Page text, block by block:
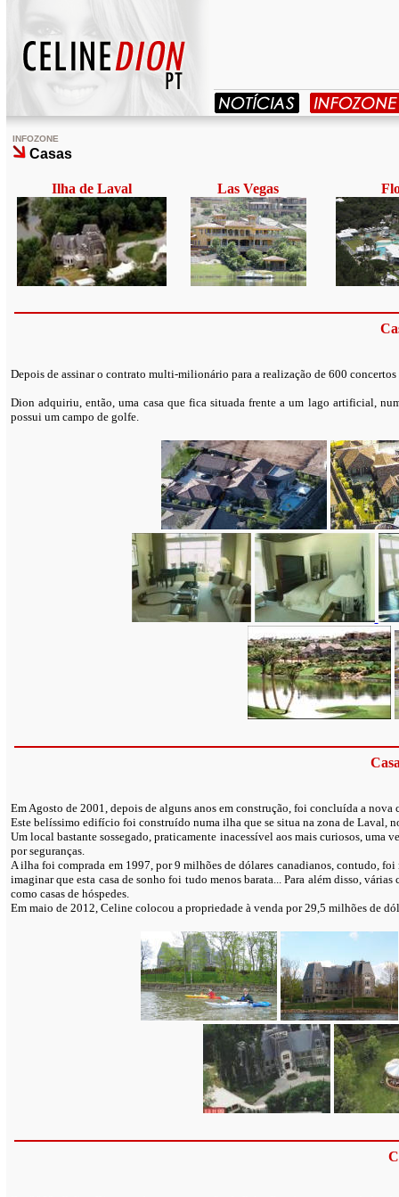
INFOZONE
Casas
Ilha de Laval Las Vegas
Depois de assinar o contrato multi-milionário para a realização de 600
Dion adquiriu, então, uma casa que fica situada frente a um lago artificial,
possui um campo de golfe.
Em Agosto de 2001, depois de alguns anos em construção, foi concluída a nova
Este belíssimo edifício foi construído numa ilha que se situa na zona de Laval,
Um local bastante sossegado, praticamente inacessível aos mais curiosos, uma
por seguranças.
A ilha foi comprada em 1997, por 9 milhões de dólares canadianos, contudo,
imaginar que esta casa de sonho foi tudo menos barata... Para além disso,
como casas de hóspedes.
Em maio de 2012, Celine colocou a propriedade à venda por 29,5 milhões de